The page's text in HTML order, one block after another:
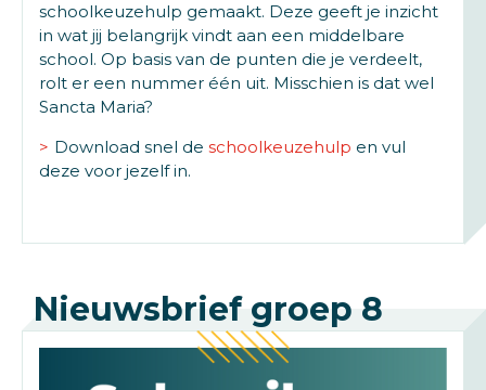
schoolkeuzehulp gemaakt. Deze geeft je inzicht
in wat jij belangrijk vindt aan een middelbare
school. Op basis van de punten die je verdeelt,
rolt er een nummer één uit. Misschien is dat wel
Sancta Maria?
Download snel de schoolkeuzehulp en vul
deze voor jezelf in.
Nieuwsbrief groep 8